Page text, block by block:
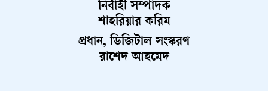
নির্বাহী সম্পাদক
শাহরিয়ার করিম
প্রধান, ডিজিটাল সংস্করণ
রাশেদ আহমেদ